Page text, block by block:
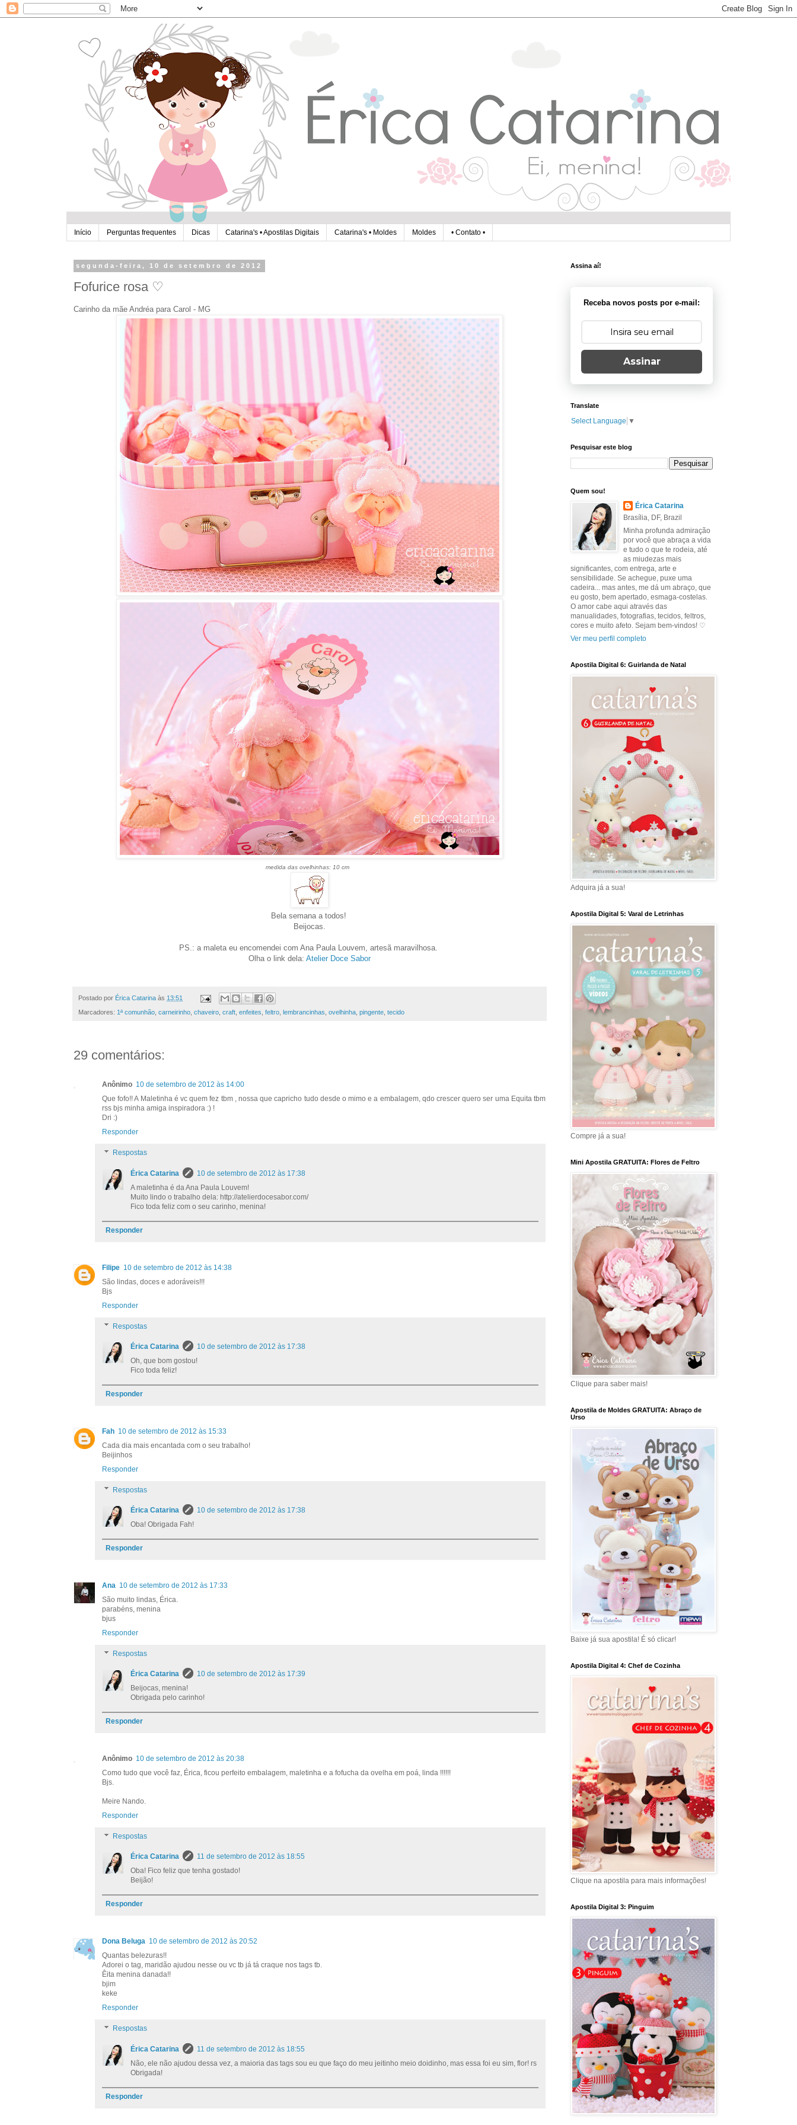
Início Perguntas frequentes Dicas Catarina's • Apostilas Digitais Catarina's • Moldes Moldes • Contato •
segunda-feira, 10 de setembro de 2012
Fofurice rosa ♡
Carinho da mãe Andréa para Carol - MG
medida das ovelhinhas: 10 cm
Bela semana a todos!
Beijocas.
PS.: a maleta eu encomendei com Ana Paula Louvem, artesã maravilhosa.
Olha o link dela: Atelier Doce Sabor
Postado por Érica Catarina às 13:51
Marcadores: 1ª comunhão, carneirinho, chaveiro, craft, enfeites, feltro, lembrancinhas, ovelhinha, pingente, tecido
29 comentários:
Anônimo 10 de setembro de 2012 às 14:00
Que fofo!! A Maletinha é vc quem fez tbm , nossa que capricho tudo desde o mimo e a embalagem, qdo crescer quero ser uma Equita tbm
rss bjs minha amiga inspiradora :) !
Dri :)
Responder
Respostas
Érica Catarina
10 de setembro de 2012 às 17:38
A maletinha é da Ana Paula Louvem!
Muito lindo o trabalho dela: http://atelierdocesabor.com/
Fico toda feliz com o seu carinho, menina!
Responder
Filipe 10 de setembro de 2012 às 14:38
São lindas, doces e adoráveis!!!
Bjs
Responder
Respostas
Érica Catarina
10 de setembro de 2012 às 17:38
Oh, que bom gostou!
Fico toda feliz!
Responder
Fah 10 de setembro de 2012 às 15:33
Cada dia mais encantada com o seu trabalho!
Beijinhos
Responder
Respostas
Érica Catarina
10 de setembro de 2012 às 17:38
Oba! Obrigada Fah!
Responder
Ana 10 de setembro de 2012 às 17:33
São muito lindas, Érica.
parabéns, menina
bjus
Responder
Respostas
Érica Catarina
10 de setembro de 2012 às 17:39
Beijocas, menina!
Obrigada pelo carinho!
Responder
Anônimo 10 de setembro de 2012 às 20:38
Como tudo que você faz, Érica, ficou perfeito embalagem, maletinha e a fofucha da ovelha em poá, linda !!!!!!
Bjs.
Meire Nando.
Responder
Respostas
Érica Catarina
11 de setembro de 2012 às 18:55
Oba! Fico feliz que tenha gostado!
Beijão!
Responder
Dona Beluga 10 de setembro de 2012 às 20:52
Quantas belezuras!!
Adorei o tag, maridão ajudou nesse ou vc tb já tá craque nos tags tb.
Êita menina danada!!
bjim
keke
Responder
Respostas
Érica Catarina
11 de setembro de 2012 às 18:55
Não, ele não ajudou dessa vez, a maioria das tags sou eu que faço do meu jeitinho meio doidinho, mas essa foi eu sim, flor! rs
Obrigada!
Responder
Assina aí!
Receba novos posts por e-mail:
Assinar
Translate
Select Language ▼
Pesquisar este blog
Quem sou!
Érica Catarina
Brasília, DF, Brazil
Minha profunda admiração
por você que abraça a vida
e tudo o que te rodeia, até
as miudezas mais
significantes, com entrega, arte e
sensibilidade. Se achegue, puxe uma
cadeira... mas antes, me dá um abraço, que
eu gosto, bem apertado, esmaga-costelas.
O amor cabe aqui através das
manualidades, fotografias, tecidos, feltros,
cores e muito afeto. Sejam bem-vindos! ♡
Ver meu perfil completo
Apostila Digital 6: Guirlanda de Natal
Adquira já a sua!
Apostila Digital 5: Varal de Letrinhas
Compre já a sua!
Mini Apostila GRATUITA: Flores de Feltro
Clique para saber mais!
Apostila de Moldes GRATUITA: Abraço de
Urso
Baixe já sua apostila! É só clicar!
Apostila Digital 4: Chef de Cozinha
Clique na apostila para mais informações!
Apostila Digital 3: Pinguim